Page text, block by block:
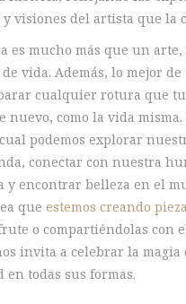
y visiones del artista que la
es mucho más que un arte,
vida. Además, lo mejor de
cualquier rotura que tu
nuevo, como la vida
podemos explorar
conectar con nuestra
y encontrar belleza en el
que estemos creando
o compartiéndolas con
invita a celebrar la magia
en todas sus formas.